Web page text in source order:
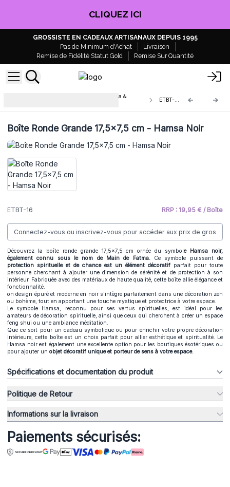
CLIQUEZ ICI
GROSSISTE EN CADEAUX ARTISANAUX DEPUIS 1995
Pas de Minimum d'Achat
Livraison
Remise de Fidélité Statut Gold
Remise Sur Quantité
Boîtes et Plateaux en Bois Bouddha &
ETBT-16
Boîte Ronde Grande 17,5x7,5 cm - Hamsa Noir
ETBT-16 RRP : 19,95 € / Boîte
Connectez-vous ou inscrivez-vous pour accéder aux prix de gros
Découvrez la boîte ronde grande 17,5x7,5 cm ornée du symbole Hamsa noir,
également connu sous le nom de Main de Fatma.Ce symbole puissant de
protection spirituelle et de chance est un élément décoratif parfait pour toute
personne cherchant à ajouter une dimension de sérénité et de protection à son
intérieur. Fabriquée avec des matériaux de haute qualité, cette boîte allie élégance et
fonctionnalité.
on design épuré et moderne en noir s'intègre parfaitement dans une décoration zen
ou bohème, tout en apportant une touche mystique et protectrice à votre espace.
Le symbole Hamsa, reconnu pour ses vertus spirituelles, est idéal pour les
amateurs de décoration spirituelle, ainsi que ceux qui cherchent à créer un espace
feng shui ou une ambiance méditation.
Que ce soit pour un cadeau symbolique ou pour enrichir votre propre décoration
intérieure, cette boîte est un choix parfait pour allier esthétique et spiritualité. Le
Hamsa noir est également une excellente option pour les boutiques ésotériques ou
pour ajouter un objet décoratif unique et porteur de sens à votre espace.
Spécifications et documentation du produit
Politique de Retour
Informations sur la livraison
Paiements sécurisés: